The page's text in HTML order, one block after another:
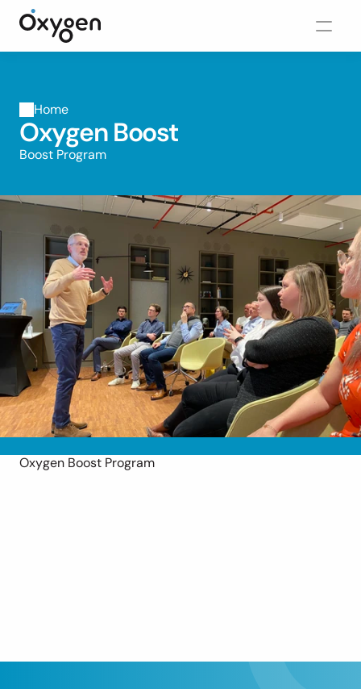
Home
Oxygen Boost
Boost Program
Oxygen Boost Program